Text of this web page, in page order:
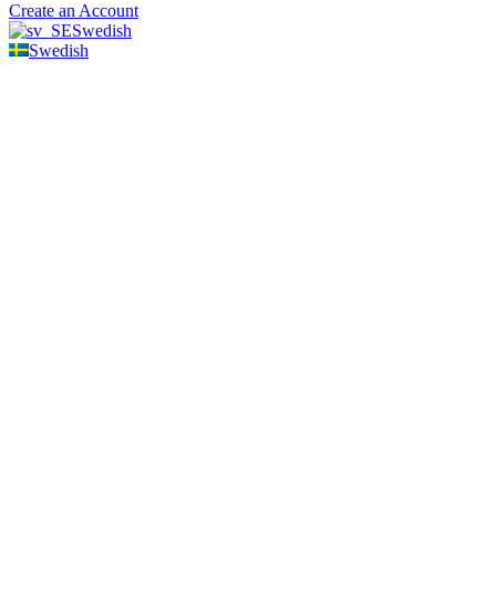
Create an Account
Swedish
Swedish